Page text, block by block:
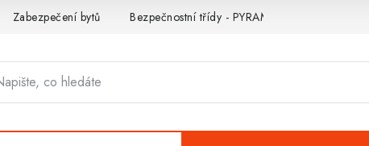
Zabezpečení bytů Bezpečnostní třídy - PYRAMIDA BEZPEČNOSTI